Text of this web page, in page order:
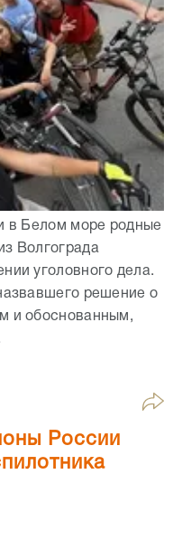
в Белом море родные
Волгограда
уголовного дела.
решение о
и обоснованным,
России